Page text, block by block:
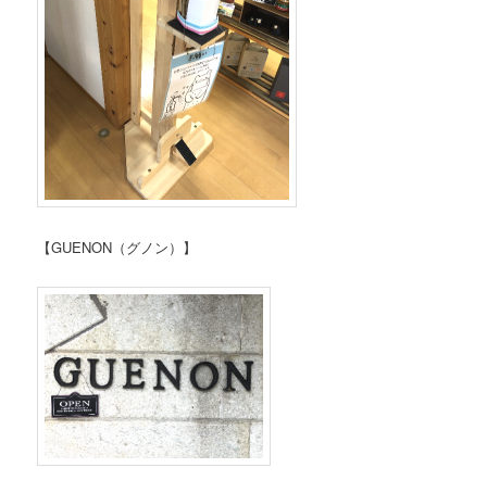
【GUENON（グノン）】